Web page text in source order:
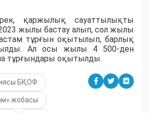
қаржылық сауаттылықты
жылы бастау алып, сол жылы
тұрғын оқытылып, барлық
Ал осы жылы 4 500-ден
тұрғындары оқытылды.
БҚОФ
жобасы